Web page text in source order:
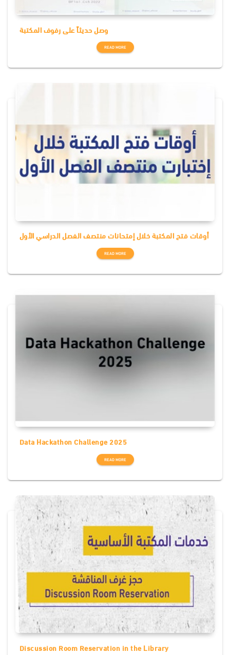
وصل حديثاً على رفوف المكتبة
READ MORE
أوقات فتح المكتبة خلال إمتحانات منتصف الفصل الدراسي الأول
READ MORE
Data Hackathon Challenge 2025
READ MORE
Discussion Room Reservation in the Library